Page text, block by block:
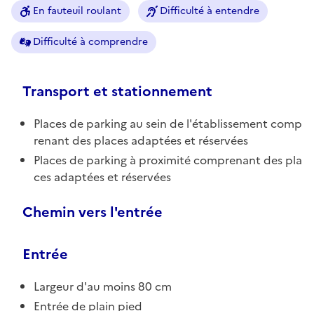
En fauteuil roulant Difficulté à entendre
Difficulté à comprendre
Transport et stationnement
Places de parking au sein de l'établissement comp
renant des places adaptées et réservées
Places de parking à proximité comprenant des pla
ces adaptées et réservées
Chemin vers l'entrée
Entrée
Largeur d'au moins 80 cm
Entrée de plain pied